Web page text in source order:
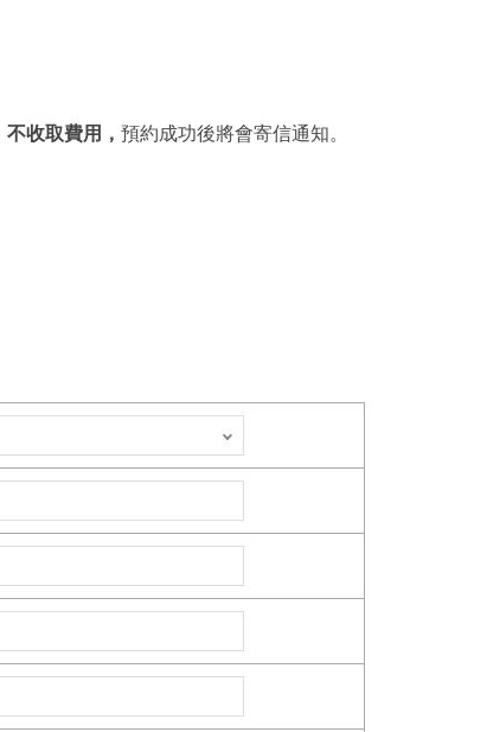
不收取費用， 預約成功後將會寄信通知。